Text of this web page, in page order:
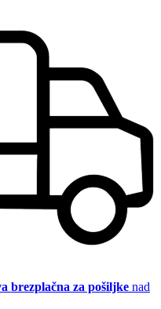
brezplačna za pošiljke nad